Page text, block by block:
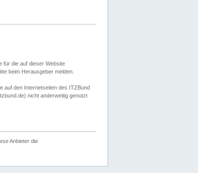
für die auf dieser Website
beim Herausgeber melden.
auf den Internetseiten des ITZBund
nicht anderweitig genutzt
Anbieter die